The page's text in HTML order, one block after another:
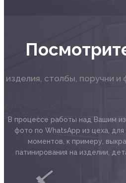
изделия, столбы, поручни и
В процессе работы над Вашим
фото по WhatsApp из цeхa, для
моментов, к примеру,
патинирования на изделии,